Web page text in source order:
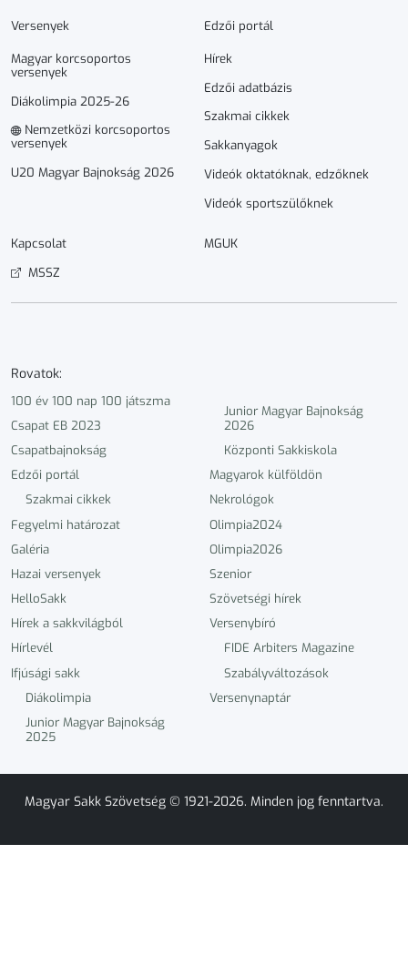
Versenyek
Magyar korcsoportos
versenyek
Diákolimpia 2025-26
Nemzetközi korcsoportos
versenyek
U20 Magyar Bajnokság 2026
Edzői portál
Hírek
Edzői adatbázis
Szakmai cikkek
Sakkanyagok
Videók oktatóknak, edzőknek
Videók sportszülőknek
Kapcsolat
MGUK
MSSZ
Rovatok:
100 év 100 nap 100 játszma
Csapat EB 2023
Csapatbajnokság
Edzői portál
Szakmai cikkek
Fegyelmi határozat
Galéria
Hazai versenyek
HelloSakk
Hírek a sakkvilágból
Hírlevél
Ifjúsági sakk
Diákolimpia
Junior Magyar Bajnokság
2025
Junior Magyar Bajnokság
2026
Központi Sakkiskola
Magyarok külföldön
Nekrológok
Olimpia2024
Olimpia2026
Szenior
Szövetségi hírek
Versenybíró
FIDE Arbiters Magazine
Szabályváltozások
Versenynaptár
Magyar Sakk Szövetség © 1921-2026. Minden jog fenntartva.